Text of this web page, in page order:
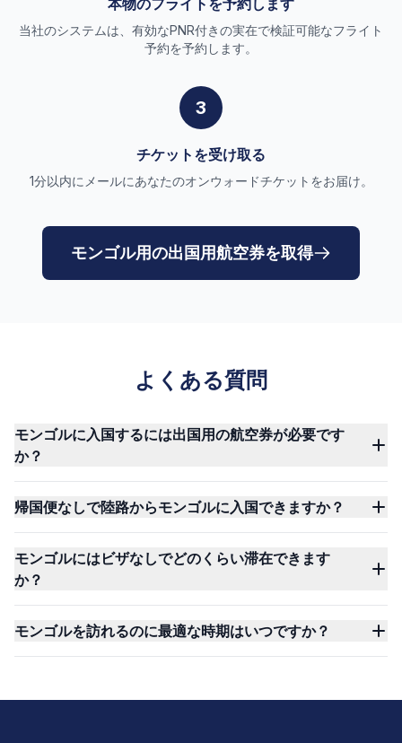
本物のフライトを予約します
当社のシステムは、有効なPNR付きの実在で検証可能なフライト
予約を予約します。
3
チケットを受け取る
1分以内にメールにあなたのオンウォードチケットをお届け。
モンゴル用の出国用航空券を取得
よくある質問
モンゴルに入国するには出国用の航空券が必要です
か？
帰国便なしで陸路からモンゴルに入国できますか？
モンゴルにはビザなしでどのくらい滞在できます
か？
モンゴルを訪れるのに最適な時期はいつですか？